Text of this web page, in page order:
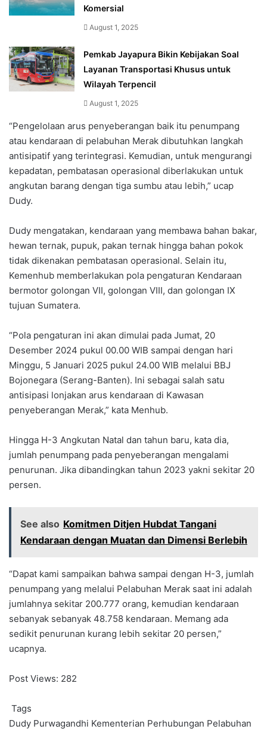
Komersial
August 1, 2025
Pemkab Jayapura Bikin Kebijakan Soal
Layanan Transportasi Khusus untuk
Wilayah Terpencil
August 1, 2025
“Pengelolaan arus penyeberangan baik itu penumpang
atau kendaraan di pelabuhan Merak dibutuhkan langkah
antisipatif yang terintegrasi. Kemudian, untuk mengurangi
kepadatan, pembatasan operasional diberlakukan untuk
angkutan barang dengan tiga sumbu atau lebih,” ucap
Dudy.
Dudy mengatakan, kendaraan yang membawa bahan bakar,
hewan ternak, pupuk, pakan ternak hingga bahan pokok
tidak dikenakan pembatasan operasional. Selain itu,
Kemenhub memberlakukan pola pengaturan Kendaraan
bermotor golongan VII, golongan VIII, dan golongan IX
tujuan Sumatera.
“Pola pengaturan ini akan dimulai pada Jumat, 20
Desember 2024 pukul 00.00 WIB sampai dengan hari
Minggu, 5 Januari 2025 pukul 24.00 WIB melalui BBJ
Bojonegara (Serang-Banten). Ini sebagai salah satu
antisipasi lonjakan arus kendaraan di Kawasan
penyeberangan Merak,” kata Menhub.
Hingga H-3 Angkutan Natal dan tahun baru, kata dia,
jumlah penumpang pada penyeberangan mengalami
penurunan. Jika dibandingkan tahun 2023 yakni sekitar 20
persen.
See also Komitmen Ditjen Hubdat Tangani
Kendaraan dengan Muatan dan Dimensi Berlebih
“Dapat kami sampaikan bahwa sampai dengan H-3, jumlah
penumpang yang melalui Pelabuhan Merak saat ini adalah
jumlahnya sekitar 200.777 orang, kemudian kendaraan
sebanyak sebanyak 48.758 kendaraan. Memang ada
sedikit penurunan kurang lebih sekitar 20 persen,”
ucapnya.
Post Views: 282
Tags
Dudy Purwagandhi Kementerian Perhubungan Pelabuhan